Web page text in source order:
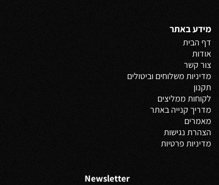
מידע באתר
דף הבית
אודות
צור קשר
מדיניות משלוחים וביטולים
תקנון
לקוחות ממליצים
מדריך קנייה באתר
מאמרים
הצהרת נגישות
מדיניות פרטיות
Newsletter